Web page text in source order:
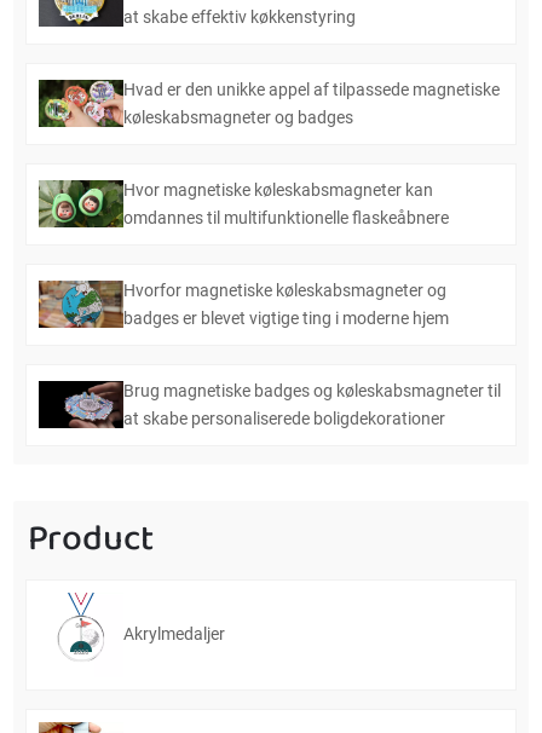
at skabe effektiv køkkenstyring
Hvad er den unikke appel af tilpassede magnetiske
køleskabsmagneter og badges
Hvor magnetiske køleskabsmagneter kan
omdannes til multifunktionelle flaskeåbnere
Hvorfor magnetiske køleskabsmagneter og
badges er blevet vigtige ting i moderne hjem
Brug magnetiske badges og køleskabsmagneter til
at skabe personaliserede boligdekorationer
Product
Akrylmedaljer